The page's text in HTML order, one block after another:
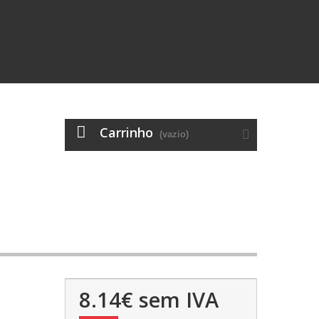
Carrinho (vazio)
8.14€ sem IVA